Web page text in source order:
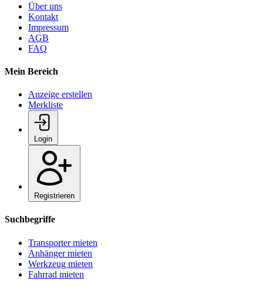
Über uns
Kontakt
Impressum
AGB
FAQ
Mein Bereich
Anzeige erstellen
Merkliste
Login
Registrieren
Suchbegriffe
Transporter mieten
Anhänger mieten
Werkzeug mieten
Fahrrad mieten